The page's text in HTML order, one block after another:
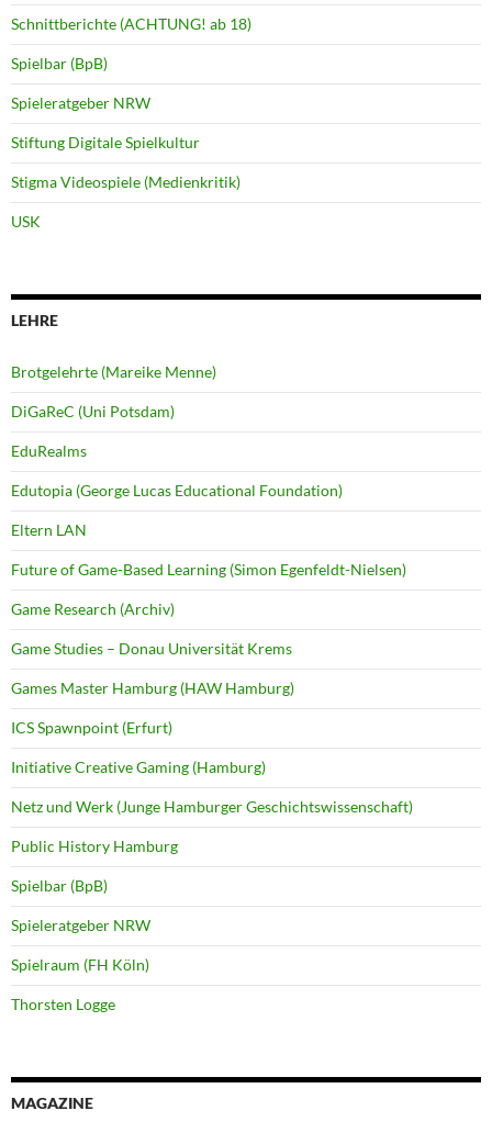
Schnittberichte (ACHTUNG! ab 18)
Spielbar (BpB)
Spieleratgeber NRW
Stiftung Digitale Spielkultur
Stigma Videospiele (Medienkritik)
USK
LEHRE
Brotgelehrte (Mareike Menne)
DiGaReC (Uni Potsdam)
EduRealms
Edutopia (George Lucas Educational Foundation)
Eltern LAN
Future of Game-Based Learning (Simon Egenfeldt-Nielsen)
Game Research (Archiv)
Game Studies – Donau Universität Krems
Games Master Hamburg (HAW Hamburg)
ICS Spawnpoint (Erfurt)
Initiative Creative Gaming (Hamburg)
Netz und Werk (Junge Hamburger Geschichtswissenschaft)
Public History Hamburg
Spielbar (BpB)
Spieleratgeber NRW
Spielraum (FH Köln)
Thorsten Logge
MAGAZINE